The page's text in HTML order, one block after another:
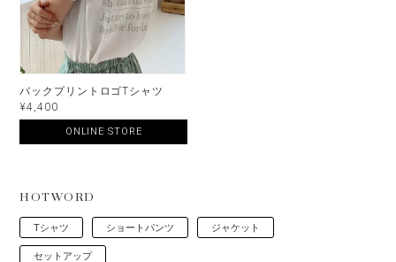
バックプリントロゴTシャツ
¥4,400
ONLINE STORE
HOTWORD
Tシャツ ショートパンツ ジャケット
セットアップ